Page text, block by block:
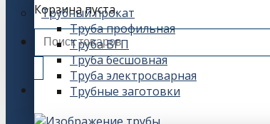
Корзина пуста.
Искать:
Трубный прокат
Труба профильная
Труба ВГП
Труба бесшовная
Труба электросварная
Трубные заготовки